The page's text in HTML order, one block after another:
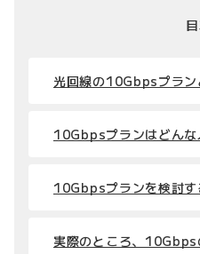
光回線の10Gbpsプラン
10Gbpsプランはどんな
10Gbpsプランを検討す
実際のところ、10Gbps